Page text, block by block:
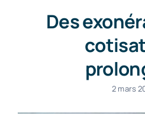
Des
2 mars